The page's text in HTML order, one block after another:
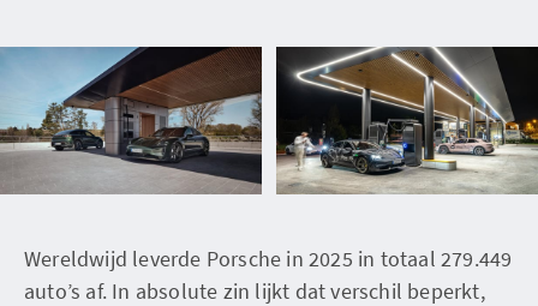
Wereldwijd leverde Porsche in 2025 in totaal 279.449
auto’s af. In absolute zin lijkt dat verschil beperkt,